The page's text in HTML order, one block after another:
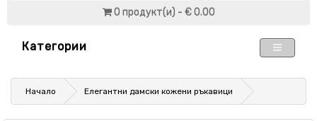
0 продукт(и) - € 0.00
Категории
Начало Елегантни дамски кожени ръкавици